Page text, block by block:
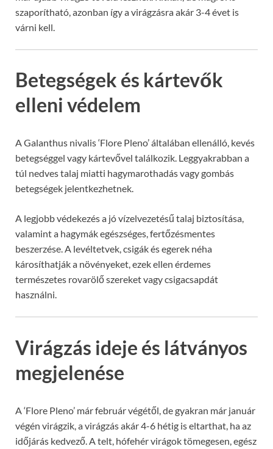
szaporítható, azonban így a virágzásra akár 3-4 évet is
várni kell.
Betegségek és kártevők
elleni védelem
A Galanthus nivalis ‘Flore Pleno’ általában ellenálló, kevés
betegséggel vagy kártevővel találkozik. Leggyakrabban a
túl nedves talaj miatti hagymarothadás vagy gombás
betegségek jelentkezhetnek.
A legjobb védekezés a jó vízelvezetésű talaj biztosítása,
valamint a hagymák egészséges, fertőzésmentes
beszerzése. A levéltetvek, csigák és egerek néha
károsíthatják a növényeket, ezek ellen érdemes
természetes rovarölő szereket vagy csigacsapdát
használni.
Virágzás ideje és látványos
megjelenése
A ‘Flore Pleno’ már február végétől, de gyakran már január
végén virágzik, a virágzás akár 4-6 hétig is eltarthat, ha az
időjárás kedvező. A telt, hófehér virágok tömegesen, egész